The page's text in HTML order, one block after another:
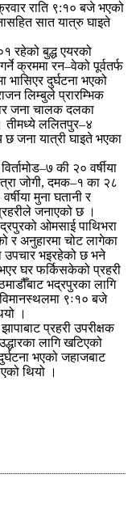
राति ९:१० बजे भएको
सात यात्रु घाइते
रहेको बुद्ध एयरको
क्रममा रन–वेको पूर्वतर्फ
दुर्घटना भएको
लिम्बुले प्रारम्भिक
जना चालक दलका
तीमध्ये ललितपुर–४
छ जना यात्री घाइते भएका
की २० वर्षीया
जोगी, दमक–१ का २८
मुना घतानी र
जनाएको छ ।
ओमसाई पाथिभरा
र अनुहारमा चोट लागेका
उपचार भइरहेको छ भने
घर फर्किसकेको प्रहरी
भद्रपुरका लागि
९ः१० बजे
।
प्रहरी उपरीक्षक
लागि खटिएको
भएको जहाजबाट
थियो ।